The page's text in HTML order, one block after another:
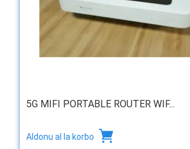
5G MIFI PORTABLE ROUTER WIF...
Aldonu al la korbo